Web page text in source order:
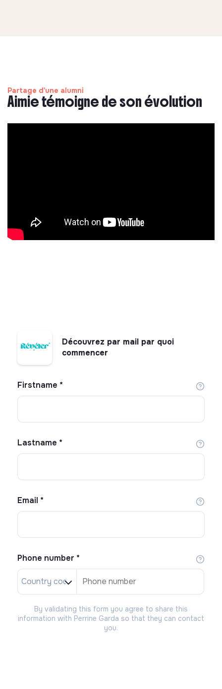
Partage d'une alumni
Aimie témoigne de son évolution
Découvrez par mail par quoi
commencer
Firstname *
Lastname *
Email *
Phone number *
By validating this form you agree to share this
information with Perrine Garda so that they can contact
you.